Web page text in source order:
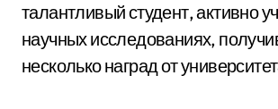
талантливый студент, активно
научных исследованиях,
несколько наград от